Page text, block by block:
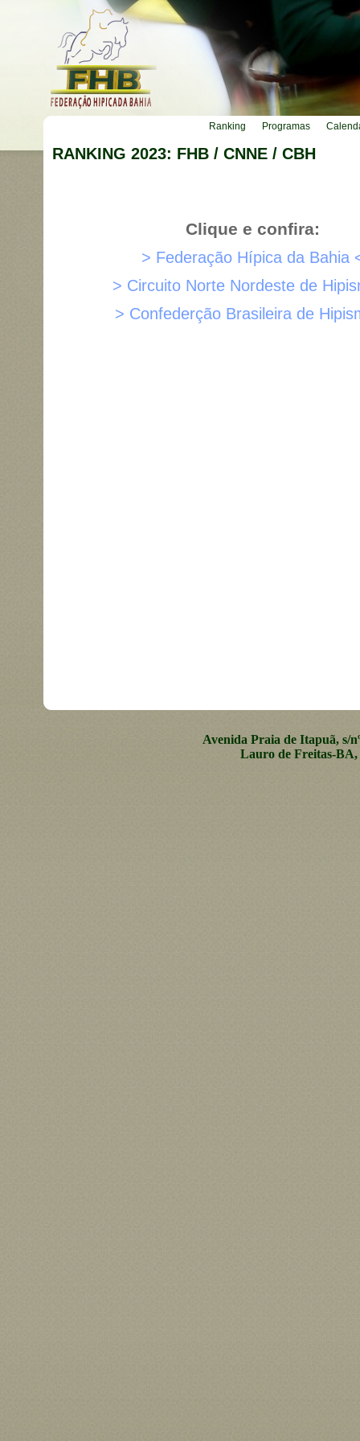
Ranking Programas
RANKING 2023: FHB / CNNE / CBH
Clique e confira:
> Federação Hípica da Bahia
> Circuito Norte Nordeste de
> Confederção Brasileira de
Avenida Praia de Itapuã, s/
Lauro de Freitas-BA,